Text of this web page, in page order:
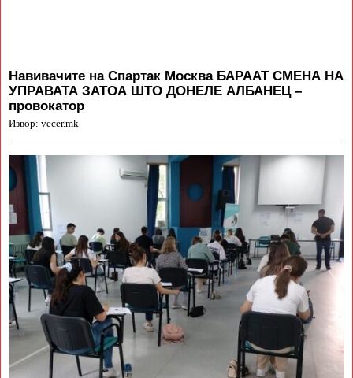
Навивачите на Спартак Москва БАРААТ СМЕНА НА
УПРАВАТА ЗАТОА ШТО ДОНЕЛЕ АЛБАНЕЦ –
провокатор
Извор: vecer.mk